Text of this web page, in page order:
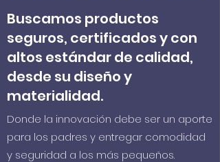
Buscamos productos
seguros, certificados y con
altos estándar de calidad,
desde su diseño y
materialidad.
Donde la innovación debe ser un aporte
para los padres y entregar comodidad
y seguridad a los más pequeños.